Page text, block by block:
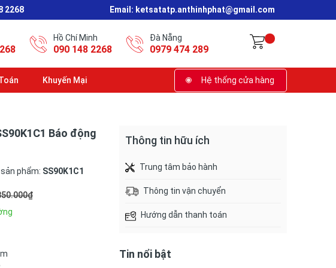
2268 Email: ketsatatp.anthinhphat@gmail.com
Hồ Chí Minh
090 148 2268
Đà Nẵng
0979 474 289
Khuyến Mại Hệ thống cửa hàng
Báo động
sản phẩm: SS90K1C1
Thông tin hữu ích
Trung tâm bảo hành
Thông tin vận chuyển
Hướng dẫn thanh toán
Tin nổi bật